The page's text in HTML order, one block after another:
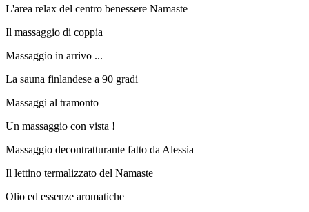
L'area relax del centro benessere Namaste
Il massaggio di coppia
Massaggio in arrivo ...
La sauna finlandese a 90 gradi
Massaggi al tramonto
Un massaggio con vista !
Massaggio decontratturante fatto da Alessia
Il lettino termalizzato del Namaste
Olio ed essenze aromatiche